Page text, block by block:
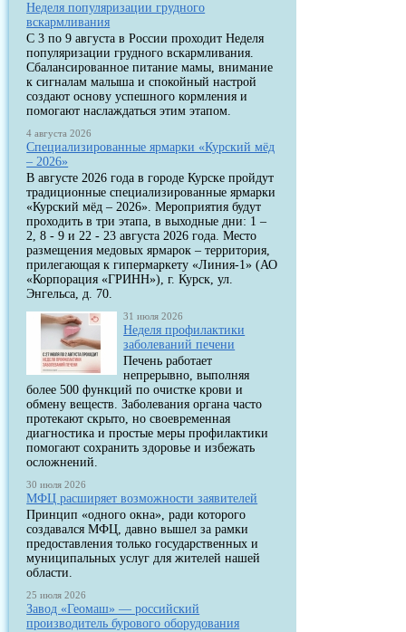
Неделя популяризации грудного
вскармливания
С 3 по 9 августа в России проходит Неделя
популяризации грудного вскармливания.
Сбалансированное питание мамы, внимание
к сигналам малыша и спокойный настрой
создают основу успешного кормления и
помогают наслаждаться этим этапом.
4 августа 2026
Специализированные ярмарки «Курский мёд
– 2026»
В августе 2026 года в городе Курске пройдут
традиционные специализированные ярмарки
«Курский мёд – 2026». Мероприятия будут
проходить в три этапа, в выходные дни: 1 –
2, 8 - 9 и 22 - 23 августа 2026 года. Место
размещения медовых ярмарок – территория,
прилегающая к гипермаркету «Линия-1» (АО
«Корпорация «ГРИНН»), г. Курск, ул.
Энгельса, д. 70.
31 июля 2026
Неделя профилактики
заболеваний печени
Печень работает
непрерывно, выполняя
более 500 функций по очистке крови и
обмену веществ. Заболевания органа часто
протекают скрыто, но своевременная
диагностика и простые меры профилактики
помогают сохранить здоровье и избежать
осложнений.
30 июля 2026
МФЦ расширяет возможности заявителей
Принцип «одного окна», ради которого
создавался МФЦ, давно вышел за рамки
предоставления только государственных и
муниципальных услуг для жителей нашей
области.
25 июля 2026
Завод «Геомаш» — российский
производитель бурового оборудования